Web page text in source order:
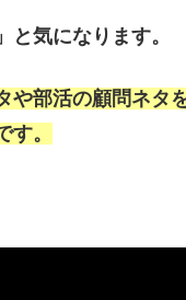
と気になります。
や部活の顧問ネタ
。